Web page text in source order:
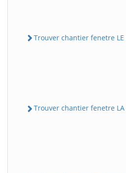
Trouver chantier fenetre LE
Trouver chantier fenetre LA